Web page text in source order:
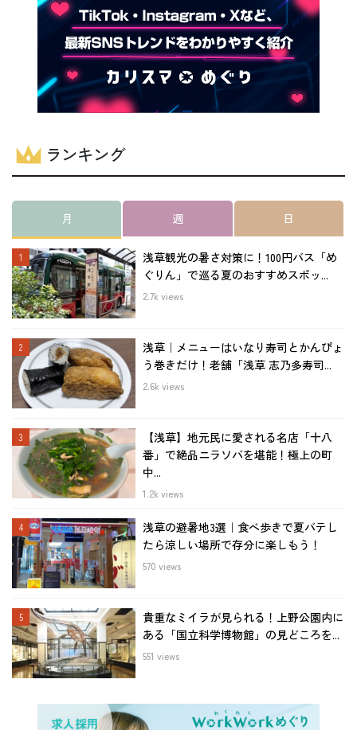
ランキング
月 週 日
浅草観光の暑さ対策に！100円バス「め
ぐりん」で巡る夏のおすすめスポッ...
2.7k views
浅草｜メニューはいなり寿司とかんぴょ
う巻きだけ！老舗「浅草 志乃多寿司...
2.6k views
【浅草】地元民に愛される名店「十八
番」で絶品ニラソバを堪能！極上の町
中...
1.2k views
浅草の避暑地3選｜食べ歩きで夏バテし
たら涼しい場所で存分に楽しもう！
570 views
貴重なミイラが見られる！上野公園内に
ある「国立科学博物館」の見どころを...
551 views